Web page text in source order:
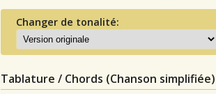
Changer de tonalité:
Tablature / Chords (Chanson simplifiée)